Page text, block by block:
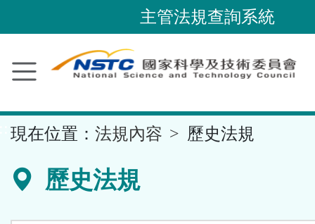
到
要
容
區
主管法規查詢系統
現在位置： 法規內容 歷史法規
歷史法規